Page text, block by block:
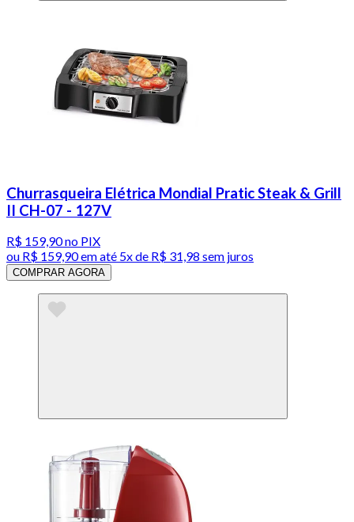
Churrasqueira Elétrica Mondial Pratic Steak & Grill
II CH-07 - 127V
R$ 159,90no PIX
ou R$ 159,90em até 5x de R$ 31,98 sem juros
COMPRAR AGORA